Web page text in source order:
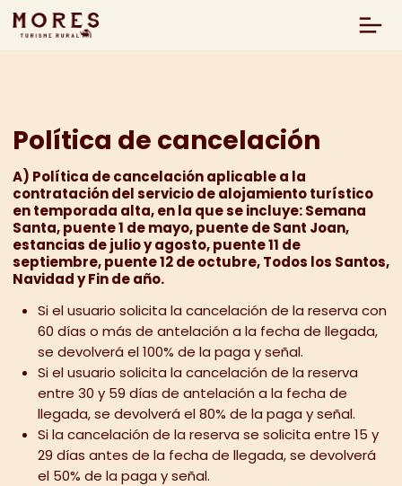
Política de cancelación
A) Política de cancelación aplicable a la
contratación del servicio de alojamiento turístico
en temporada alta, en la que se incluye: Semana
Santa, puente 1 de mayo, puente de Sant Joan,
estancias de julio y agosto, puente 11 de
septiembre, puente 12 de octubre, Todos los Santos,
Navidad y Fin de año.
Si el usuario solicita la cancelación de la reserva con
60 días o más de antelación a la fecha de llegada,
se devolverá el 100% de la paga y señal.
Si el usuario solicita la cancelación de la reserva
entre 30 y 59 días de antelación a la fecha de
llegada, se devolverá el 80% de la paga y señal.
Si la cancelación de la reserva se solicita entre 15 y
29 días antes de la fecha de llegada, se devolverá
el 50% de la paga y señal.